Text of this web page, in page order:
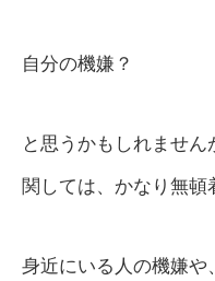
自分の機嫌？
と思うかもしれませ
関しては、かなり無頓
身近にいる人の機嫌や